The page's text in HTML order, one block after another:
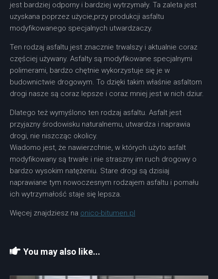
jest bardziej odporny i bardziej wytrzymały. Ta zaleta jest
uzyskana poprzez użycie,przy produkcji asfaltu
modyfikowanego specjalnych utwardzaczy.
Ten rodzaj asfaltu jest znacznie trwalszy i aktualnie coraz
częściej używany. Asfalty są modyfikowane specjalnymi
polimerami, bardzo chętnie wykorzystuje się je w
budownictwie drogowym. To dzięki takim właśnie asfaltom
drogi nasze są coraz lepsze i coraz mniej jest w nich dziur.
Dlatego też wymyślono ten rodzaj asfaltu. Asfalt jest
przyjazny środowisku naturalnemu, utwardza i naprawia
drogi, nie niszcząc okolicy.
Wiadomo jest, że nawierzchnie, w których użyto asfalt
modyfikowany są trwałe i nie straszny im ruch drogowy o
bardzo wysokim natężeniu. Stare drogi są dzisiaj
naprawiane tym nowoczesnym rodzajem asfaltu i pomału
ich wytrzymałość staje się lepsza.
Więcej znajdziesz na onico-bitumen.pl
You may also like...